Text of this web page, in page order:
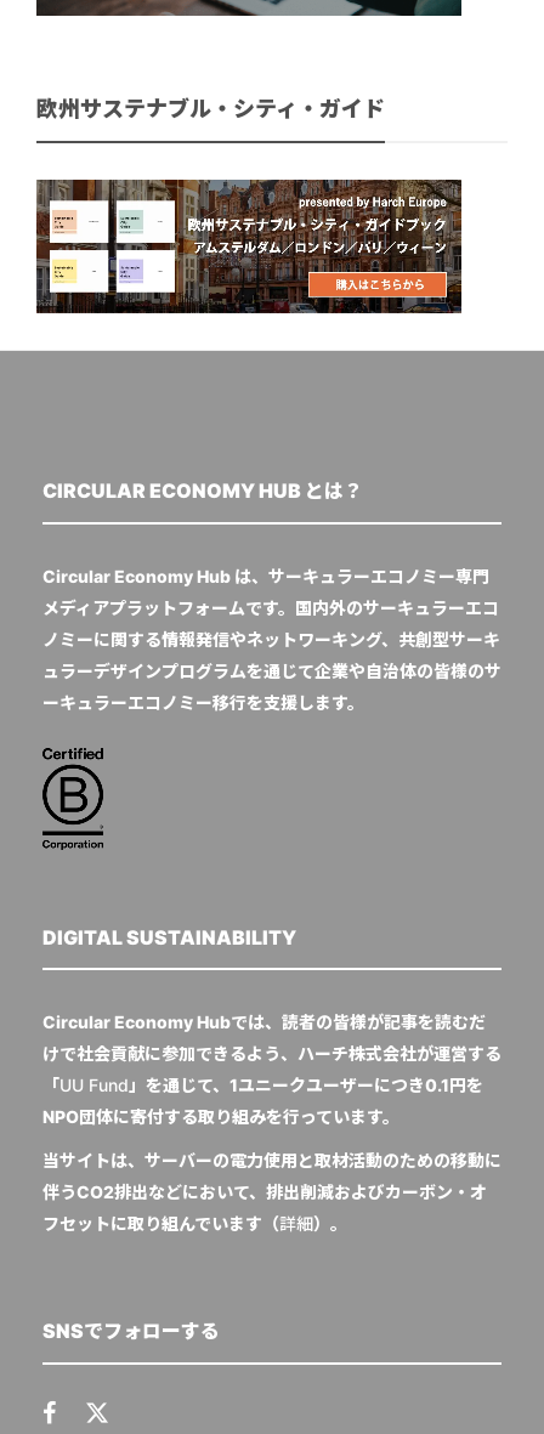
欧州サステナブル・シティ・ガイド
CIRCULAR ECONOMY HUB とは？
Circular Economy Hub は、サーキュラーエコノミー専門
メディアプラットフォームです。国内外のサーキュラーエコ
ノミーに関する情報発信やネットワーキング、共創型サーキ
ュラーデザインプログラムを通じて企業や自治体の皆様のサ
ーキュラーエコノミー移行を支援します。
DIGITAL SUSTAINABILITY
Circular Economy Hubでは、読者の皆様が記事を読むだ
けで社会貢献に参加できるよう、ハーチ株式会社が運営する
「UU Fund 」を通じて、1ユニークユーザーにつき0.1円を
NPO団体に寄付する取り組みを行っています。
当サイトは、サーバーの電力使用と取材活動のための移動に
伴うCO2排出などにおいて、排出削減およびカーボン・オ
フセットに取り組んでいます（詳細）。
SNSでフォローする